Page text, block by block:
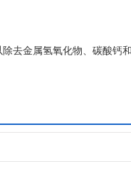
去金属氢氧化物、碳酸钙